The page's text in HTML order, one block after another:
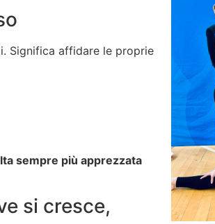
Significa affidare le proprie
sempre più apprezzata
si cresce,